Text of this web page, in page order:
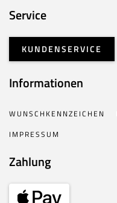
Service
KUNDENSERVICE
Informationen
WUNSCHKENNZEICHEN
IMPRESSUM
Zahlung